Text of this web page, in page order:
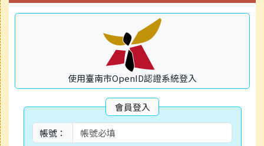
使用臺南市OpenID認證系統登入
會員登入
帳號：